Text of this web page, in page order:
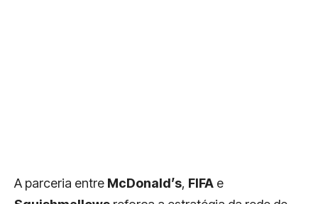
A parceria entre McDonald’s, FIFA e